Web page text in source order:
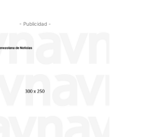
- Publicidad -